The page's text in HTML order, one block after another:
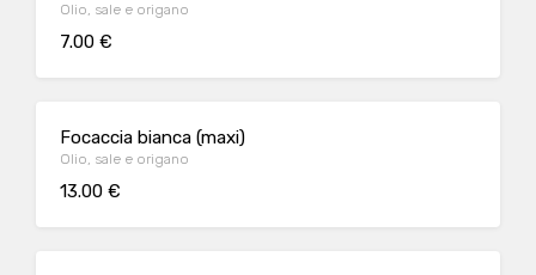
Olio, sale e origano
7.00 €
Focaccia bianca (maxi)
Olio, sale e origano
13.00 €